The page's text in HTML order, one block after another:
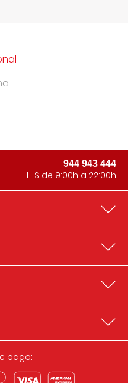
944 943 444
L-S de 9:00h a 22:00h
pago: